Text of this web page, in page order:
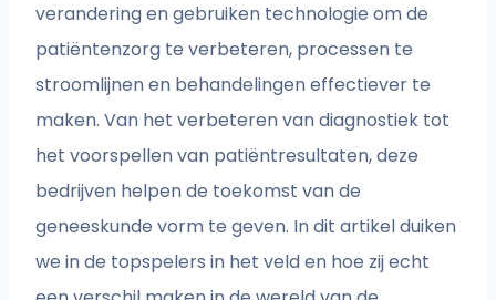
verandering en gebruiken technologie om de
patiëntenzorg te verbeteren, processen te
stroomlijnen en behandelingen effectiever te
maken. Van het verbeteren van diagnostiek tot
het voorspellen van patiëntresultaten, deze
bedrijven helpen de toekomst van de
geneeskunde vorm te geven. In dit artikel duiken
we in de topspelers in het veld en hoe zij echt